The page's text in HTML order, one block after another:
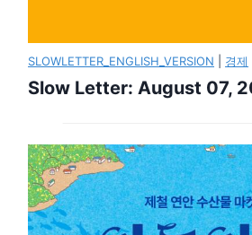
SLOWLETTER_ENGLISH_VERSION 경제
Slow Letter: August 07,